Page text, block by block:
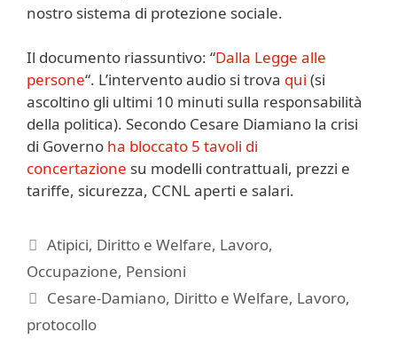
nostro sistema di protezione sociale.
Il documento riassuntivo: “Dalla Legge alle
persone“. L’intervento audio si trova qui (si
ascoltino gli ultimi 10 minuti sulla responsabilità
della politica). Secondo Cesare Diamiano la crisi
di Governo ha bloccato 5 tavoli di
concertazione su modelli contrattuali, prezzi e
tariffe, sicurezza, CCNL aperti e salari.
Categorie
Atipici, Diritto e Welfare, Lavoro,
Occupazione, Pensioni
Tag
Cesare-Damiano, Diritto e Welfare, Lavoro,
protocollo